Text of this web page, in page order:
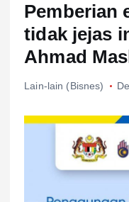
Pemberian
tidak jejas
Ahmad
Lain-lain (Bisnes)